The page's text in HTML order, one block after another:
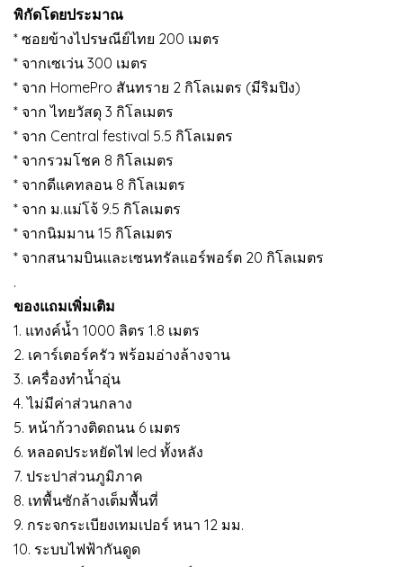
พิกัดโดยประมาณ
* ซอยข้างไปรษณีย์ไทย 200 เมตร
* จากเซเว่น 300 เมตร
* จาก HomePro สันทราย 2 กิโลเมตร (มีริมปิง)
* จาก ไทยวัสดุ 3 กิโลเมตร
* จาก Central festival 5.5 กิโลเมตร
* จากรวมโชค 8 กิโลเมตร
* จากดีแคทลอน 8 กิโลเมตร
* จาก ม.แม่โจ้ 9.5 กิโลเมตร
* จากนิมมาน 15 กิโลเมตร
* จากสนามบินและเซนทรัลแอร์พอร์ต 20 กิโลเมตร
.
ของแถมเพิ่มเติม
1. แทงค์น้ำ 1000 ลิตร 1.8 เมตร
2. เคาร์เตอร์ครัว พร้อมอ่างล้างจาน
3. เครื่องทำน้ำอุ่น
4. ไม่มีค่าส่วนกลาง
5. หน้าก้วางติดถนน 6 เมตร
6. หลอดประหยัดไฟ led ทั้งหลัง
7. ประปาส่วนภูมิภาค
8. เทพื้นซักล้างเต็มพื้นที่
9. กระจกระเบียงเทมเปอร์ หนา 12 มม.
10. ระบบไฟฟ้ากันดูด